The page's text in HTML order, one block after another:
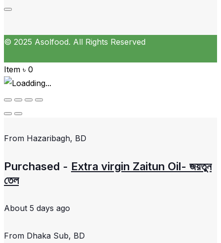
© 2025 Asolfood. All Rights Reserved
Item ৳ 0
From Hazaribagh, BD
Purchased - Extra virgin Zaitun Oil- জয়তুন
তেল
About 5 days ago
From Dhaka Sub, BD